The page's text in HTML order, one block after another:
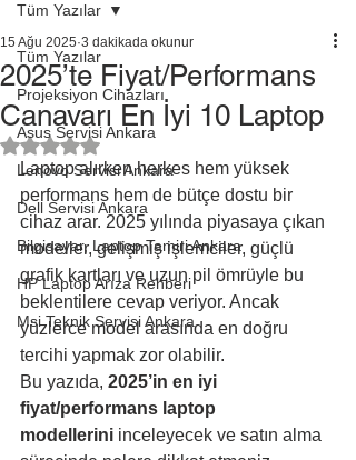
Tüm Yazılar
Projeksiyon Cihazları
Asus Servisi Ankara
Lenovo Servisi Ankara
Dell Servisi Ankara
Bilgisayar, Laptop Tamiri Ankara
HP Laptop Arıza Rehberi
Msi Teknik Servisi Ankara
Tüm Yazılar
2025’te Fiyat/Performans
Canavarı En İyi 10 Laptop
15 Ağu 2025 3 dakikada okunur
5 üzerinden NaN yıldız
Laptop alırken herkes hem yüksek
performans hem de bütçe dostu bir
cihaz arar. 2025 yılında piyasaya çıkan
modeller, gelişmiş işlemciler, güçlü
grafik kartları ve uzun pil ömrüyle bu
beklentilere cevap veriyor. Ancak
yüzlerce model arasında en doğru
tercihi yapmak zor olabilir.
Bu yazıda, 2025’in en iyi
fiyat/performans laptop
modellerini inceleyecek ve satın alma